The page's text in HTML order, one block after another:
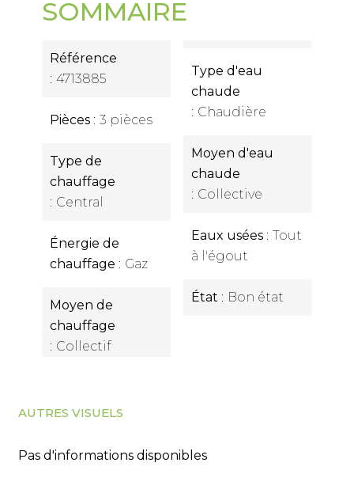
SOMMAIRE
Référence
4713885
Pièces 3 pièces
Type de
chauffage
Central
Énergie de
chauffage
Gaz
Moyen de
chauffage
Collectif
Type d'eau
chaude
Chaudière
Moyen d'eau
chaude
Collective
Eaux usées
Tout
à l'égout
État Bon état
AUTRES VISUELS
Pas d'informations disponibles